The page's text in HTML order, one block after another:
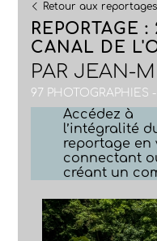
Retour aux reportages
REPORTAGE
CANAL DE
PAR JEAN-
97 PHOTOGRAPHIES
Accédez à
l’intégralité
reportage en
connectant
créant un